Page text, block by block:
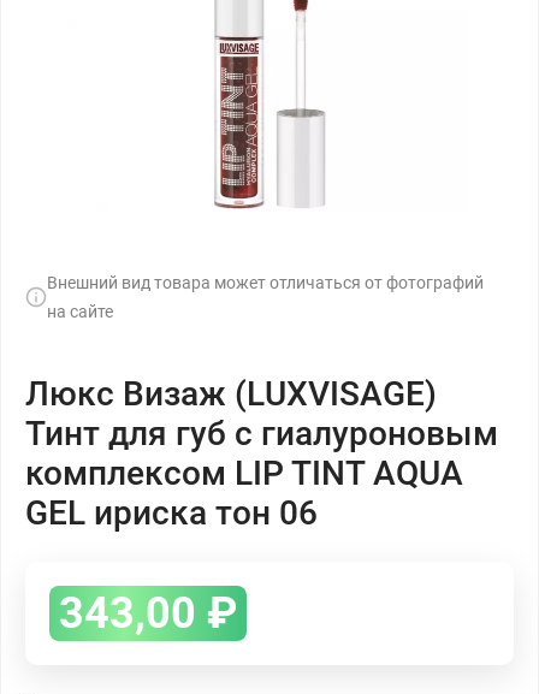
Внешний вид товара может отличаться от фотографий
на сайте
Люкс Визаж (LUXVISAGE)
Тинт для губ с гиалуроновым
комплексом LIP TINT AQUA
GEL ириска тон 06
343,00 ₽